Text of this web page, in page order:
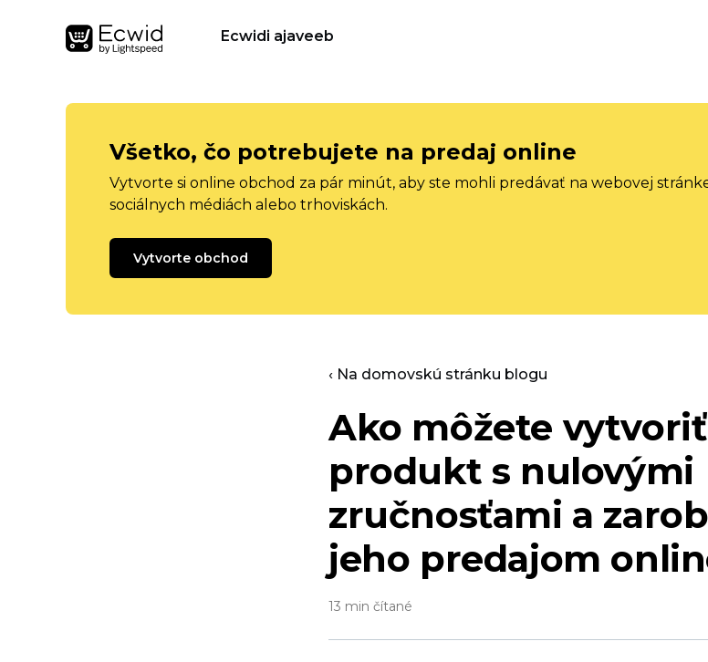
Ecwidi ajaveeb
Všetko, čo potrebujete na predaj online
Vytvorte si online obchod za pár minút, aby ste mohli predávať na webovej
sociálnych médiách alebo trhoviskách.
Vytvorte obchod
‹ Na domovskú stránku blogu
Ako môžete
produkt s nulovými
zručnosťami a
jeho predajom
13 min čítané